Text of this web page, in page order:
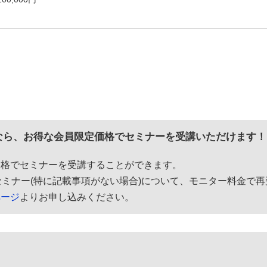
、お得な会員限定価格でセミナーを受講いただけます！
でセミナーを受講することができます。
ナー(特に記載事項がない場合)について、モニター料金で再
ジよりお申し込みください。